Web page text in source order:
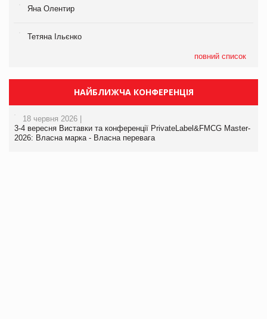
Яна Олентир
Тетяна Ільєнко
повний список
НАЙБЛИЖЧА КОНФЕРЕНЦІЯ
18 червня 2026 |
3-4 вересня Виставки та конференції PrivateLabel&FMCG Master-
2026: Власна марка - Власна перевага